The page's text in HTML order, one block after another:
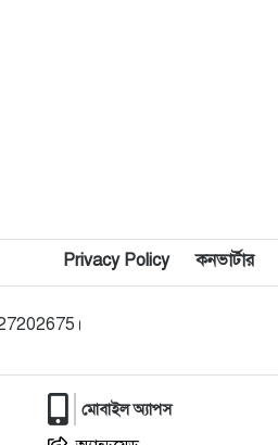
Privacy Policy কনভার্টার
মোবাইল অ্যাপস